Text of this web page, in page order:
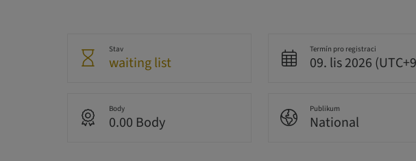
Stav
waiting list
Termín pro registraci
09. lis 2026
Body
0.00 Body
Publikum
National